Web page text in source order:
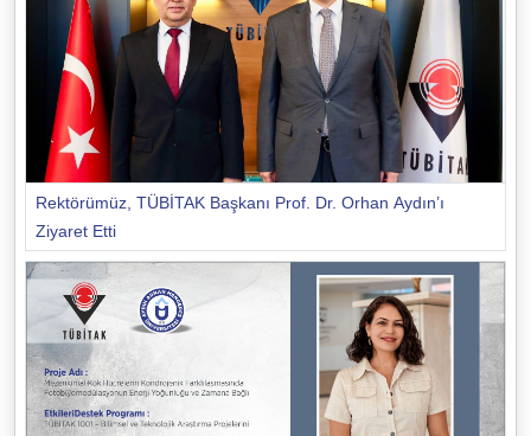
Rektörümüz, TÜBİTAK Başkanı Prof. Dr. Orhan Aydın’ı
Ziyaret Etti